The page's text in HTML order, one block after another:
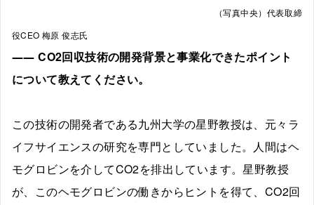
（写真中央）代表取締
役CEO 梅原 俊志氏
――CO2回収技術の開発背景と事業化できたポイント
について教えてください。
この技術の開発者である九州大学の星野教授は、元々ラ
イフサイエンスの研究を専門としていました。人間はヘ
モグロビンを介してCO2を排出しています。星野教授
が、このヘモグロビンの働きからヒントを得て、CO2回